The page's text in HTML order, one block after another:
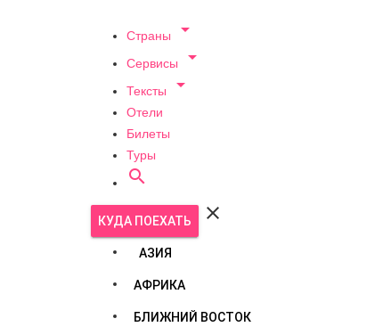
Страны 
Сервисы 
Тексты 
Отели
Билеты
Туры

КУДА ПОЕХАТЬ 
АЗИЯ
АФРИКА
БЛИЖНИЙ ВОСТОК